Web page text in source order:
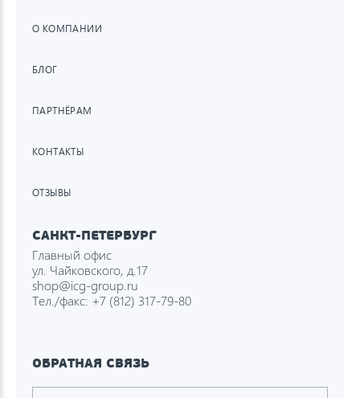
О КОМПАНИИ
БЛОГ
ПАРТНЁРАМ
КОНТАКТЫ
ОТЗЫВЫ
САНКТ-ПЕТЕРБУРГ
Главный офис
ул. Чайковского, д.17
shop@icg-group.ru
Тел./факс: +7 (812) 317-79-80
ОБРАТНАЯ СВЯЗЬ